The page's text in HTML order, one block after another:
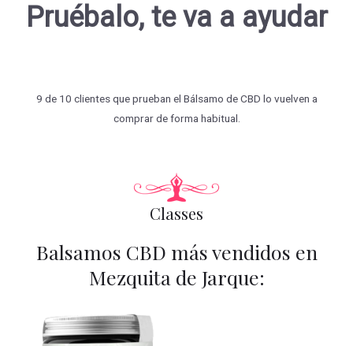
Pruébalo, te va a ayudar
9 de 10 clientes que prueban el Bálsamo de CBD lo vuelven a
comprar de forma habitual.
Classes
Balsamos CBD más vendidos en
Mezquita de Jarque: